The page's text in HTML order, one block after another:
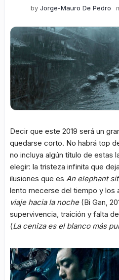
by Jorge-Mauro De Pedro
Decir que este 2019 será un
quedarse corto. No habrá top
no incluya algún título de estas
elegir: la tristeza infinita que
ilusiones que es An elephant
lento mecerse del tiempo y los
viaje hacia la noche(Bi Gan,
supervivencia, traición y falta
(La ceniza es el blanco más